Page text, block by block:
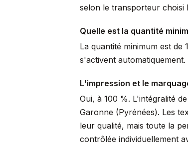
selon le transporteur choisi
Quelle est la quantité
La quantité minimum est
s'activent
L'impression et le
Oui, à 100 %. L'intégralité
Garonne (Pyrénées). Les
leur qualité, mais toute la
contrôlée individuellement